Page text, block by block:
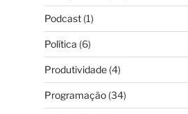
Podcast(1)
Política (6)
Produtividade(4)
Programação(34)